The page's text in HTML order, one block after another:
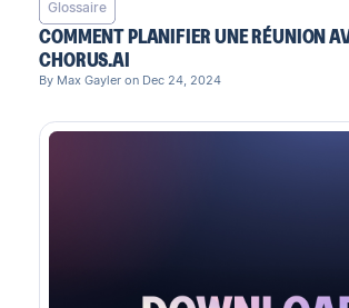
Glossaire
COMMENT PLANIFIER UNE RÉUNION
CHORUS.AI
By Max Gayler on Dec 24, 2024